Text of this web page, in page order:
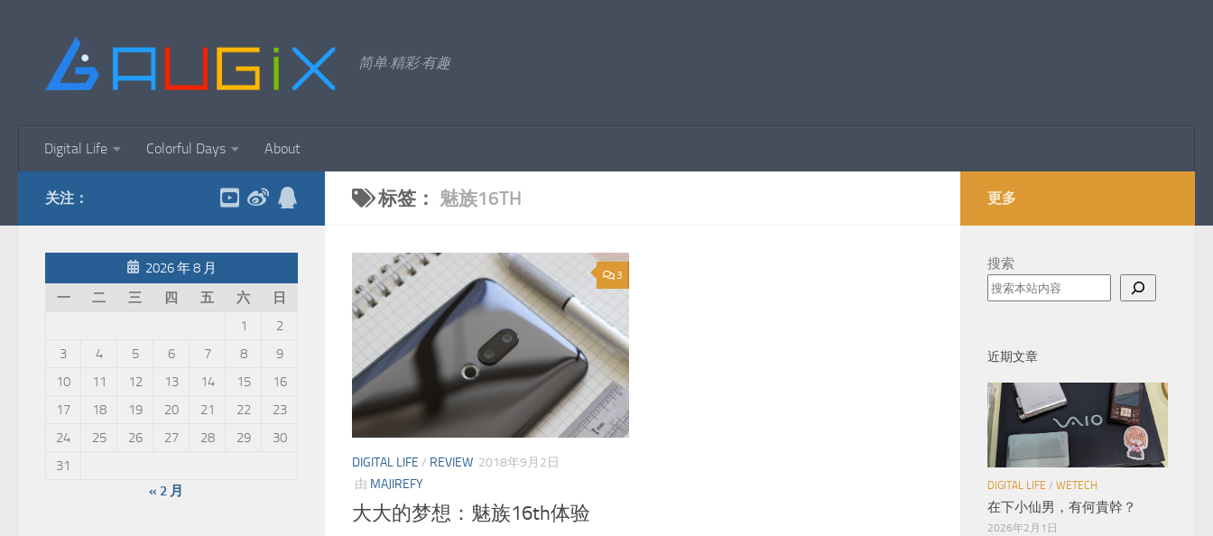
简单·精彩·有趣
Digital Life Colorful Days About
标签： 魅族16TH
3
DIGITAL LIFE / REVIEW 2018年9月2日
由 MAJIREFY
大大的梦想：魅族16th体验
关注：
2026 年 8 月
一
二 三 四 五 六
日
1
2
3
4 5 6 7 8
9
10
11 12 13 14 15
16
17
18 19 20 21 22
23
24
25 26 27 28 29
30
31
« 2 月
更多
搜索
近期文章
DIGITAL LIFE / WETECH
在下小仙男，有何貴幹？
2026年2月1日